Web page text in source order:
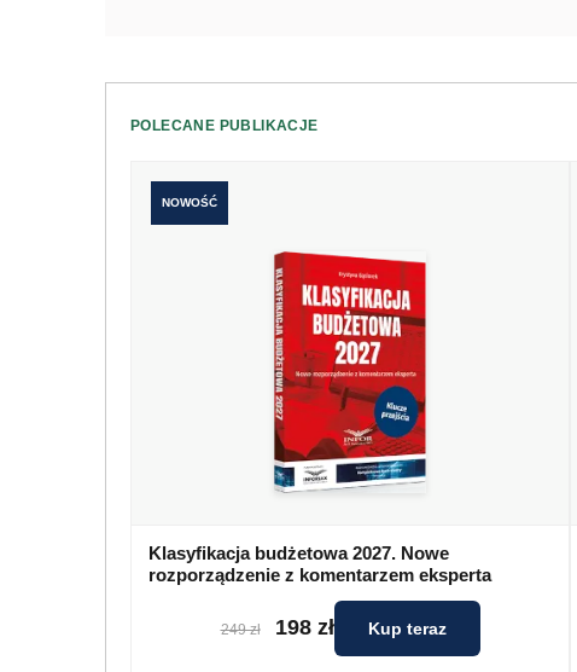
POLECANE PUBLIKACJE
NOWOŚĆ
Klasyfikacja budżetowa 2027. Nowe
rozporządzenie z komentarzem eksperta
249 zł 198 zł Kup teraz